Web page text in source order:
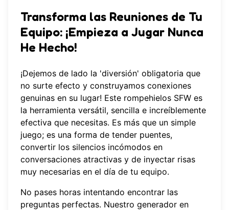
Transforma las Reuniones de Tu
Equipo: ¡Empieza a Jugar Nunca
He Hecho!
¡Dejemos de lado la 'diversión' obligatoria que
no surte efecto y construyamos conexiones
genuinas en su lugar! Este rompehielos SFW es
la herramienta versátil, sencilla e increíblemente
efectiva que necesitas. Es más que un simple
juego; es una forma de tender puentes,
convertir los silencios incómodos en
conversaciones atractivas y de inyectar risas
muy necesarias en el día de tu equipo.
No pases horas intentando encontrar las
preguntas perfectas. Nuestro generador en